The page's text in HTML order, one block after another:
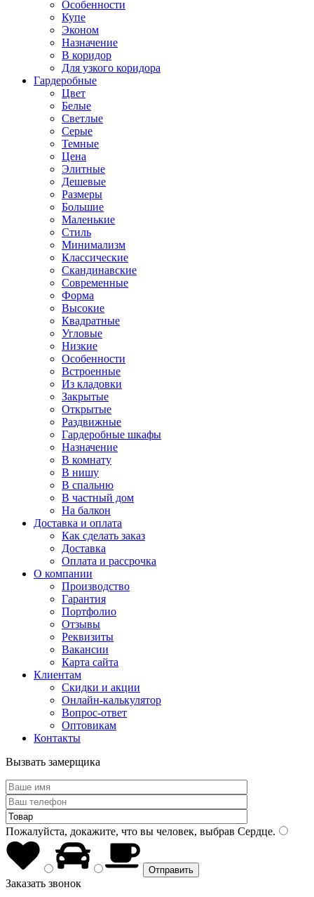
Особенности
Купе
Эконом
Назначение
В коридор
Для узкого коридора
Гардеробные
Цвет
Белые
Светлые
Серые
Темные
Цена
Элитные
Дешевые
Размеры
Большие
Маленькие
Стиль
Минимализм
Классические
Скандинавские
Современные
Форма
Высокие
Квадратные
Угловые
Низкие
Особенности
Встроенные
Из кладовки
Закрытые
Открытые
Раздвижные
Гардеробные шкафы
Назначение
В комнату
В нишу
В спальню
В частный дом
На балкон
Доставка и оплата
Как сделать заказ
Доставка
Оплата и рассрочка
О компании
Производство
Гарантия
Портфолио
Отзывы
Реквизиты
Вакансии
Карта сайта
Клиентам
Скидки и акции
Онлайн-калькулятор
Вопрос-ответ
Оптовикам
Контакты
Вызвать замерщика
Пожалуйста, докажите, что вы человек, выбрав Сердце.
Заказать звонок